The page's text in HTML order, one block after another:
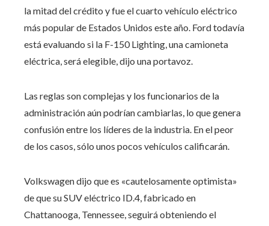
la mitad del crédito y fue el cuarto vehículo eléctrico
más popular de Estados Unidos este año. Ford todavía
está evaluando si la F-150 Lighting, una camioneta
eléctrica, será elegible, dijo una portavoz.
Las reglas son complejas y los funcionarios de la
administración aún podrían cambiarlas, lo que genera
confusión entre los líderes de la industria. En el peor
de los casos, sólo unos pocos vehículos calificarán.
Volkswagen dijo que es «cautelosamente optimista»
de que su SUV eléctrico ID.4, fabricado en
Chattanooga, Tennessee, seguirá obteniendo el